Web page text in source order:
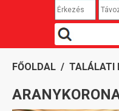
FŐOLDAL / TALÁLATI